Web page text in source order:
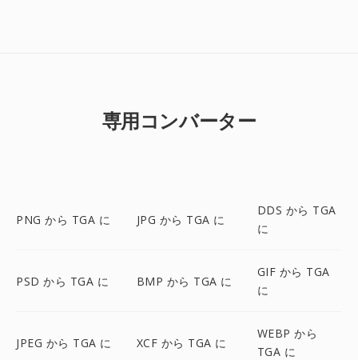
専用コンバーター
PNG から TGA に JPG から TGA に
DDS から TGA
に
PSD から TGA に BMP から TGA に
GIF から TGA
に
JPEG から TGA に XCF から TGA に
WEBP から
TGA に